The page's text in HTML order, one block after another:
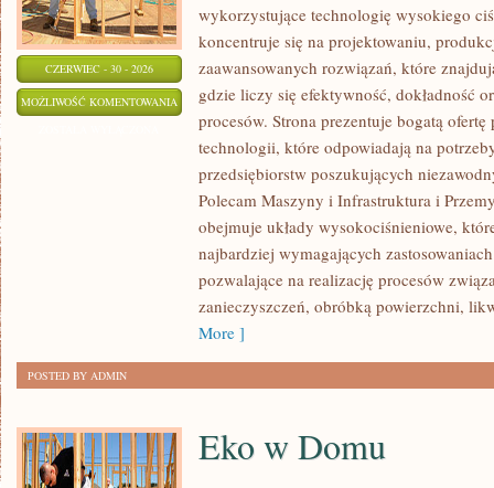
CZERWIEC - 30 - 2026
MOŻLIWOŚĆ KOMENTOWANIA HISTORIA
PRZEMYSŁU
wykorzystujące technologię wysokiego
koncentruje się na projektowaniu,
zaawansowanych rozwiązań, które
gdzie liczy się efektywność, dokładność
procesów. Strona prezentuje bogatą ofertę
technologii, które odpowiadają na
przedsiębiorstw poszukujących
Polecam Maszyny i Infrastruktura i
obejmuje układy wysokociśnieniowe,
najbardziej wymagających
pozwalające na realizację procesów
zanieczyszczeń, obróbką powierzchni,
More ]
POSTED BY ADMIN
Eko w Domu